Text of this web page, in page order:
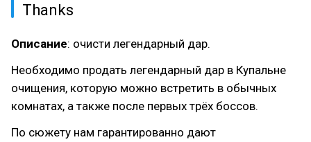
Thanks
Описание: очисти легендарный дар.
Необходимо продать легендарный дар в Купальне
очищения, которую можно встретить в обычных
комнатах, а также после первых трёх боссов.
По сюжету нам гарантированно дают